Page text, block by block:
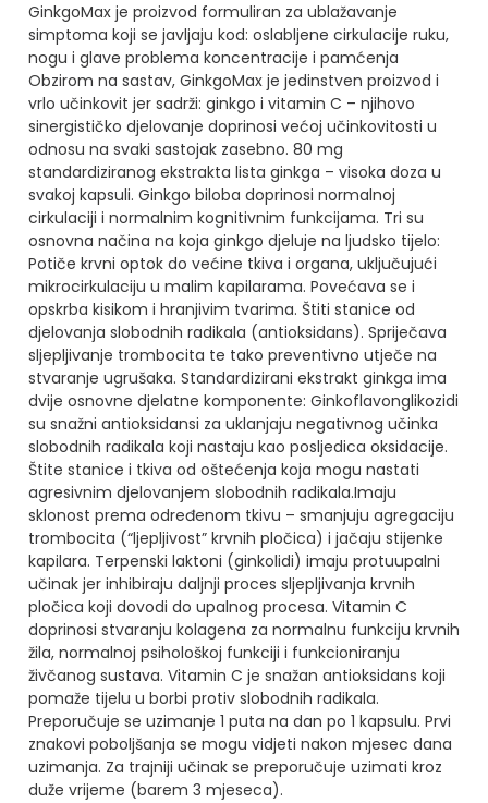
GinkgoMax je proizvod formuliran za ublažavanje
simptoma koji se javljaju kod: oslabljene cirkulacije ruku,
nogu i glave problema koncentracije i pamćenja
Obzirom na sastav, GinkgoMax je jedinstven proizvod i
vrlo učinkovit jer sadrži: ginkgo i vitamin C – njihovo
sinergističko djelovanje doprinosi većoj učinkovitosti u
odnosu na svaki sastojak zasebno. 80 mg
standardiziranog ekstrakta lista ginkga – visoka doza u
svakoj kapsuli. Ginkgo biloba doprinosi normalnoj
cirkulaciji i normalnim kognitivnim funkcijama. Tri su
osnovna načina na koja ginkgo djeluje na ljudsko tijelo:
Potiče krvni optok do većine tkiva i organa, uključujući
mikrocirkulaciju u malim kapilarama. Povećava se i
opskrba kisikom i hranjivim tvarima. Štiti stanice od
djelovanja slobodnih radikala (antioksidans). Spriječava
sljepljivanje trombocita te tako preventivno utječe na
stvaranje ugrušaka. Standardizirani ekstrakt ginkga ima
dvije osnovne djelatne komponente: Ginkoflavonglikozidi
su snažni antioksidansi za uklanjaju negativnog učinka
slobodnih radikala koji nastaju kao posljedica oksidacije.
Štite stanice i tkiva od oštećenja koja mogu nastati
agresivnim djelovanjem slobodnih radikala.Imaju
sklonost prema određenom tkivu – smanjuju agregaciju
trombocita (“ljepljivost” krvnih pločica) i jačaju stijenke
kapilara. Terpenski laktoni (ginkolidi) imaju protuupalni
učinak jer inhibiraju daljnji proces sljepljivanja krvnih
pločica koji dovodi do upalnog procesa. Vitamin C
doprinosi stvaranju kolagena za normalnu funkciju krvnih
žila, normalnoj psihološkoj funkciji i funkcioniranju
živčanog sustava. Vitamin C je snažan antioksidans koji
pomaže tijelu u borbi protiv slobodnih radikala.
Preporučuje se uzimanje 1 puta na dan po 1 kapsulu. Prvi
znakovi poboljšanja se mogu vidjeti nakon mjesec dana
uzimanja. Za trajniji učinak se preporučuje uzimati kroz
duže vrijeme (barem 3 mjeseca).